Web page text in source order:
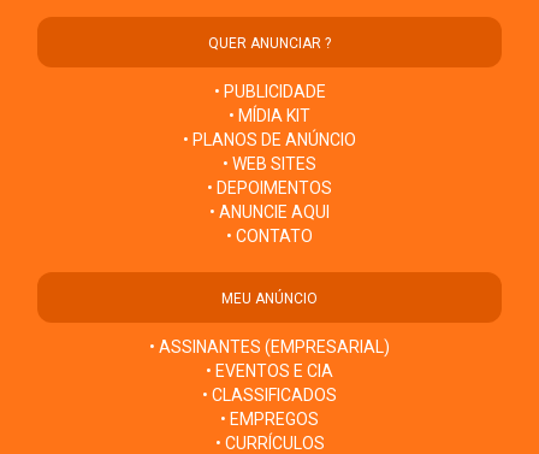
QUER ANUNCIAR ?
• PUBLICIDADE
• MÍDIA KIT
• PLANOS DE ANÚNCIO
• WEB SITES
• DEPOIMENTOS
• ANUNCIE AQUI
• CONTATO
MEU ANÚNCIO
• ASSINANTES (EMPRESARIAL)
• EVENTOS E CIA
• CLASSIFICADOS
• EMPREGOS
• CURRÍCULOS